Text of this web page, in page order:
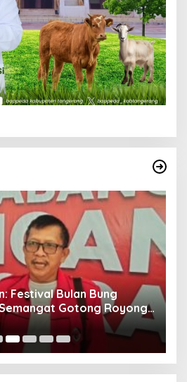
Festival Bulan Bung
Gotong Royong